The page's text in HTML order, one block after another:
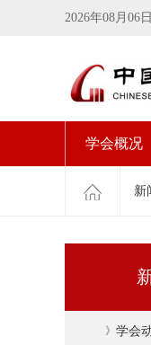
2026年08月06
学会概况
新
》 学会